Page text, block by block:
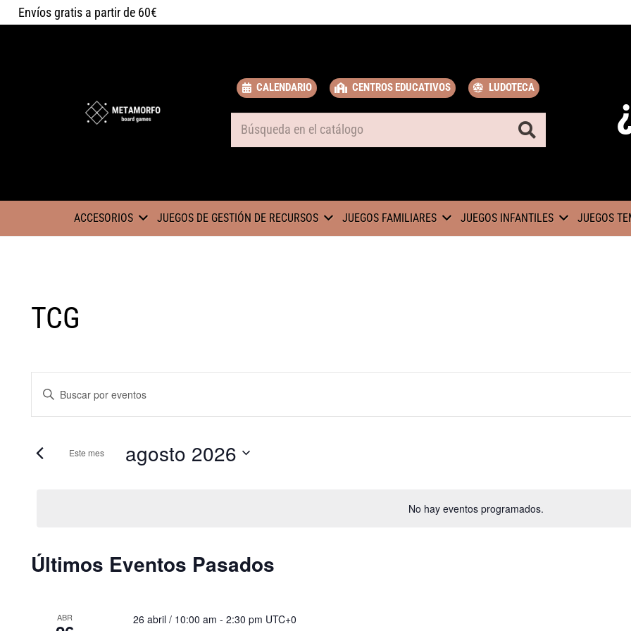
Envíos gratis a partir de 60€
CALENDARIO CENTROS EDUCATIVOS LUDOTECA
ACCESORIOS JUEGOS DE GESTIÓN DE RECURSOS JUEGOS FAMILIARES JUEGOS INFANTILES JUEGOS
TCG
No hay eventos programados.
Navegación
de
y
Introduce
clave.
palabra
Este mes agosto 2026
Calendario
Eventos
Últimos Eventos Pasados
ABR 26 abril / 10:00 am - 2:30 pm UTC+0